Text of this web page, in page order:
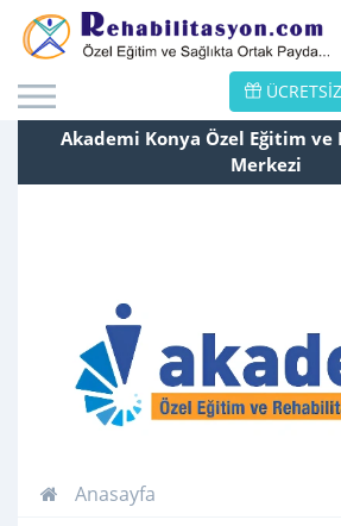
Akademi Konya Özel Eğitim
Merkezi
Anasayfa